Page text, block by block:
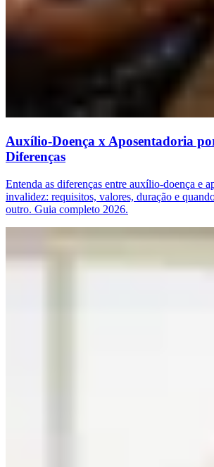
Auxílio-Doença x Aposentadoria
Diferenças
Entenda as diferenças entre auxílio-doença e
invalidez: requisitos, valores, duração e
outro. Guia completo 2026.